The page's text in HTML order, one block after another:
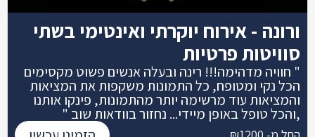
ורונה - אירוח יוקרתי ואינטימי בשתי
סוויטות פרטיות
" חוויה מדהימה!!! רינה ובעלה אנשים פשוט מקסימים
הכל נקי ומטופח, כל התמונות משקפות את המציאות
והמציאות עוד מרשימה יותר מהתמונות, פינקו אותנו
,והכל טופל באופן מיידי... נחזור בוודאות שוב "